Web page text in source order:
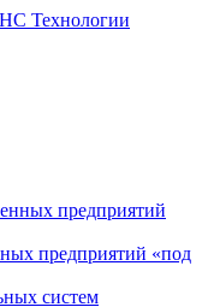
предприятий «под